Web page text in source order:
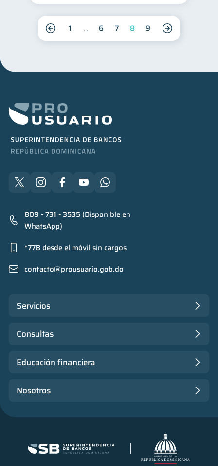
1 6 7 8 9
809 - 731 - 3535 (Disponible en
WhatsApp)
*778 desde el móvil sin cargos
contacto@prousuario.gob.do
Servicios
Consultas
Educación financiera
Nosotros